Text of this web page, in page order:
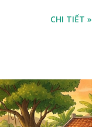
CHI TIẾT »